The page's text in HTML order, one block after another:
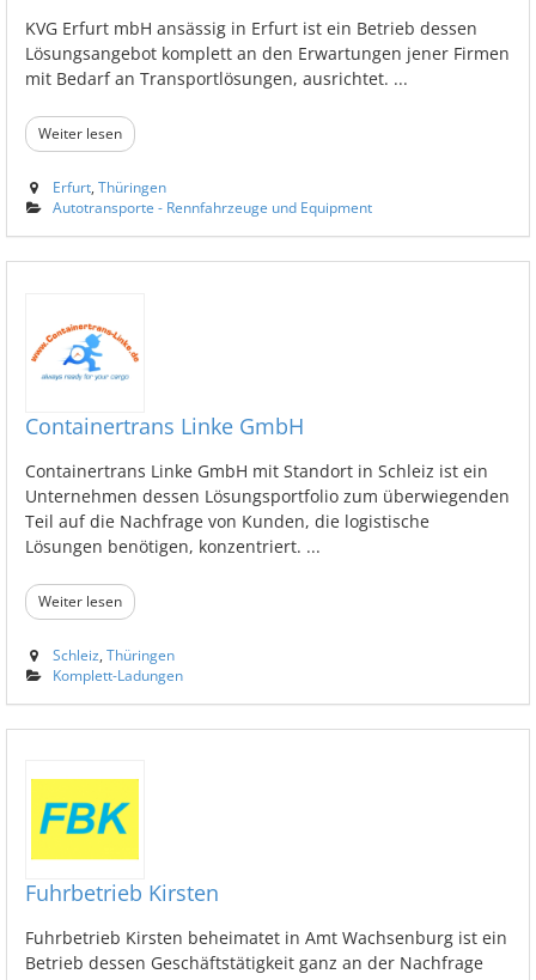
KVG Erfurt mbH ansässig in Erfurt ist ein Betrieb dessen
Lösungsangebot komplett an den Erwartungen jener Firmen
mit Bedarf an Transportlösungen, ausrichtet. ...
Weiter lesen
Erfurt, Thüringen
Autotransporte - Rennfahrzeuge und Equipment
Containertrans Linke GmbH
Containertrans Linke GmbH mit Standort in Schleiz ist ein
Unternehmen dessen Lösungsportfolio zum überwiegenden
Teil auf die Nachfrage von Kunden, die logistische
Lösungen benötigen, konzentriert. ...
Weiter lesen
Schleiz Thüringen
Komplett-Ladungen
Fuhrbetrieb Kirsten
Fuhrbetrieb Kirsten beheimatet in Amt Wachsenburg ist ein
Betrieb dessen Geschäftstätigkeit ganz an der Nachfrage